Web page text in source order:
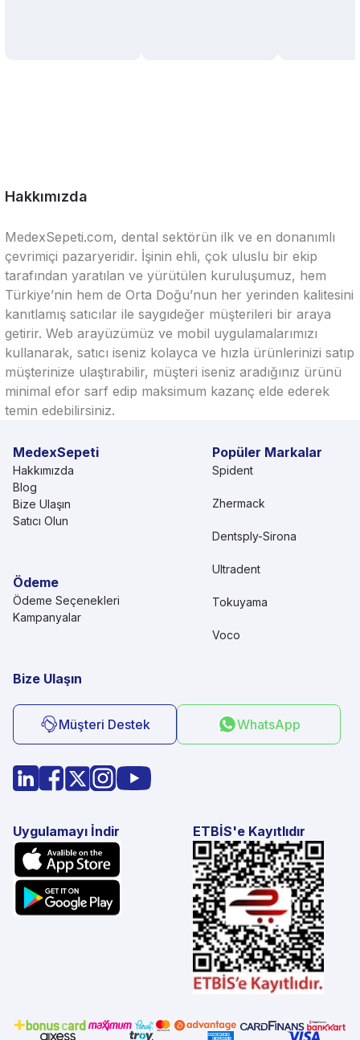
Hakkımızda
MedexSepeti.com, dental sektörün ilk ve en donanımlı
çevrimiçi pazaryeridir. İşinin ehli, çok uluslu bir ekip
tarafından yaratılan ve yürütülen kuruluşumuz, hem
Türkiye’nin hem de Orta Doğu’nun her yerinden kalitesini
kanıtlamış satıcılar ile saygıdeğer müşterileri bir araya
getirir. Web arayüzümüz ve mobil uygulamalarımızı
kullanarak, satıcı iseniz kolayca ve hızla ürünlerinizi satıp
müşterinize ulaştırabilir, müşteri iseniz aradığınız ürünü
minimal efor sarf edip maksimum kazanç elde ederek
temin edebilirsiniz.
MedexSepeti
Hakkımızda
Blog
Bize Ulaşın
Satıcı Olun
Ödeme
Ödeme Seçenekleri
Kampanyalar
Popüler Markalar
Spident
Zhermack
Dentsply-Sirona
Ultradent
Tokuyama
Voco
Bize Ulaşın
Müşteri Destek WhatsApp
Uygulamayı İndir ETBİS'e Kayıtlıdır